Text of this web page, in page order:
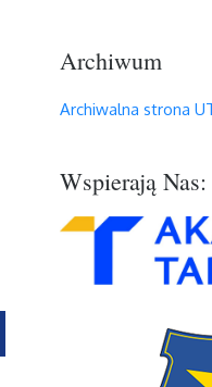
Archiwum
Archiwalna strona
Wspierają Nas: